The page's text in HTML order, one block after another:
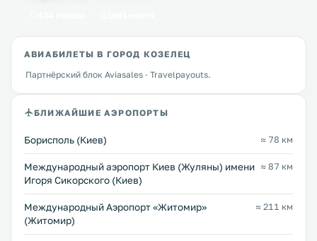
АВИАБИЛЕТЫ В ГОРОД КОЗЕЛЕЦ
Партнёрский блок Aviasales · Travelpayouts.
БЛИЖАЙШИЕ АЭРОПОРТЫ
Борисполь (Киев) ≈ 78 км
Международный аэропорт Киев (Жуляны) имени
Игоря Сикорского (Киев)
≈ 87 км
Международный Аэропорт «Житомир»
(Житомир)
≈ 211 км